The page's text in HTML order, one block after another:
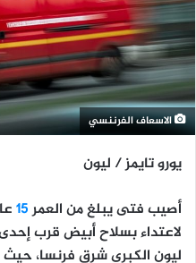
الاسعاف الفرننسي
يورو تايمز / ليون
أصيب فتى يبلغ من العمر15
لاعتداء بسلاح أبيض قرب
ليون الكبرى شرق فرنسا،